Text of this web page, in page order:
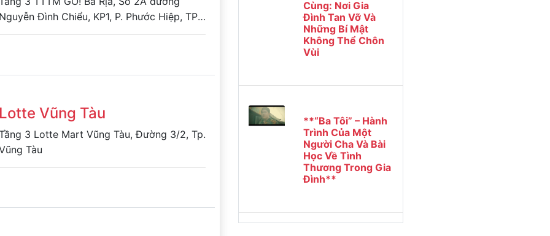
Đình Chiểu, KP1, P. Phước Hiệp, TP.
Rịa, Tỉnh Bà Rịa-Vũng Tàu
Vũng Tàu
3 Lotte Mart Vũng Tàu, Đường 3/2, Tp.
Tàu
Cùng: Nơi Gia
Đình Tan Vỡ Và
Những Bí Mật
Không Thể Chôn
Vùi
**“Ba Tôi” – Hành
Trình Của Một
Người Cha Và Bài
Học Về Tình
Thương Trong Gia
Đình**